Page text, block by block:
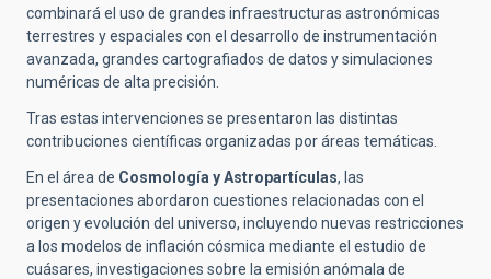
combinará el uso de grandes infraestructuras astronómicas
terrestres y espaciales con el desarrollo de instrumentación
avanzada, grandes cartografiados de datos y simulaciones
numéricas de alta precisión.
Tras estas intervenciones se presentaron las distintas
contribuciones científicas organizadas por áreas temáticas.
En el área de Cosmología y Astropartículas, las
presentaciones abordaron cuestiones relacionadas con el
origen y evolución del universo, incluyendo nuevas restricciones
a los modelos de inflación cósmica mediante el estudio de
cuásares, investigaciones sobre la emisión anómala de